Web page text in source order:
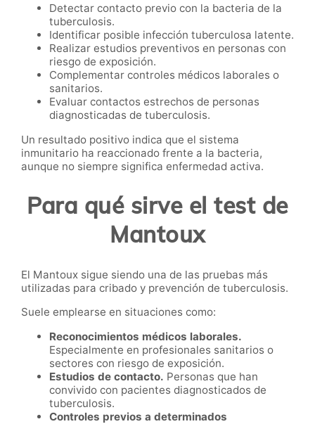
Detectar contacto previo con la bacteria de la
tuberculosis.
Identificar posible infección tuberculosa latente.
Realizar estudios preventivos en personas con
riesgo de exposición.
Complementar controles médicos laborales o
sanitarios.
Evaluar contactos estrechos de personas
diagnosticadas de tuberculosis.
Un resultado positivo indica que el sistema
inmunitario ha reaccionado frente a la bacteria,
aunque no siempre significa enfermedad activa.
Para qué sirve el test de
Mantoux
El Mantoux sigue siendo una de las pruebas más
utilizadas para cribado y prevención de tuberculosis.
Suele emplearse en situaciones como:
Reconocimientos médicos laborales.
Especialmente en profesionales sanitarios o
sectores con riesgo de exposición.
Estudios de contacto. Personas que han
convivido con pacientes diagnosticados de
tuberculosis.
Controles previos a determinados